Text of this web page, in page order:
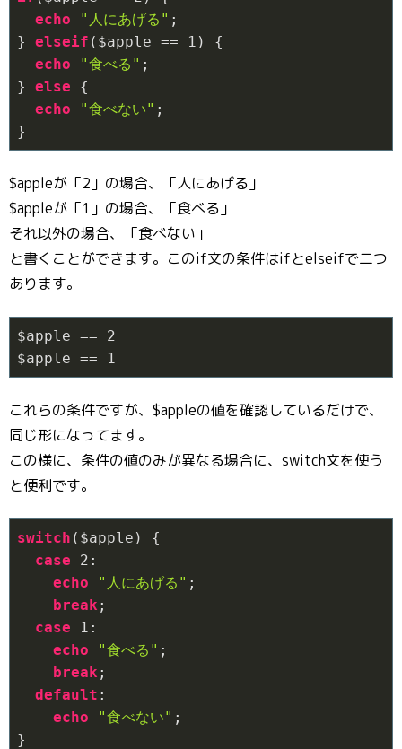
echo
"人にあげる" ;
} elseif ($apple == 1 ) {
echo
"食べる" ;
} else {
echo
"食べない" ;
}
$appleが「2」の場合、「人にあげる」
$appleが「1」の場合、「食べる」
それ以外の場合、「食べない」
と書くことができます。このif文の条件はifとelseifで二つ
あります。
$apple == 2
$apple ==
1
これらの条件ですが、$appleの値を確認しているだけで、
同じ形になってます。
この様に、条件の値のみが異なる場合に、switch文を使う
と便利です。
switch ($apple) {
case
2 :
echo
"人にあげる" ;
break ;
case
1 :
echo
"食べる" ;
break ;
default :
echo
"食べない" ;
}